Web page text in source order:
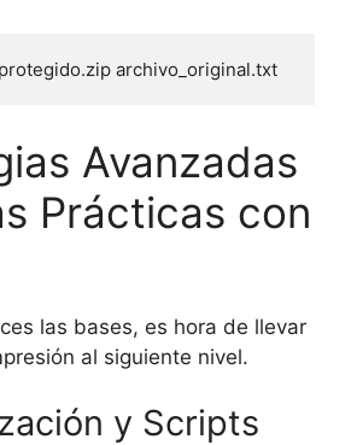
archivo_original.txt
Avanzadas
Prácticas con
las bases, es hora de llevar
al siguiente nivel.
y Scripts